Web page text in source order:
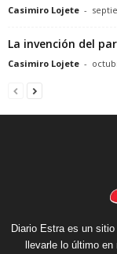
Casimiro Lojete -
La invención del
Casimiro Lojete -
Diario Estra es un
llevarle lo último en